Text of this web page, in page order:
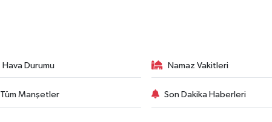
Hava Durumu Namaz Vakitleri
Tüm Manşetler Son Dakika Haberleri